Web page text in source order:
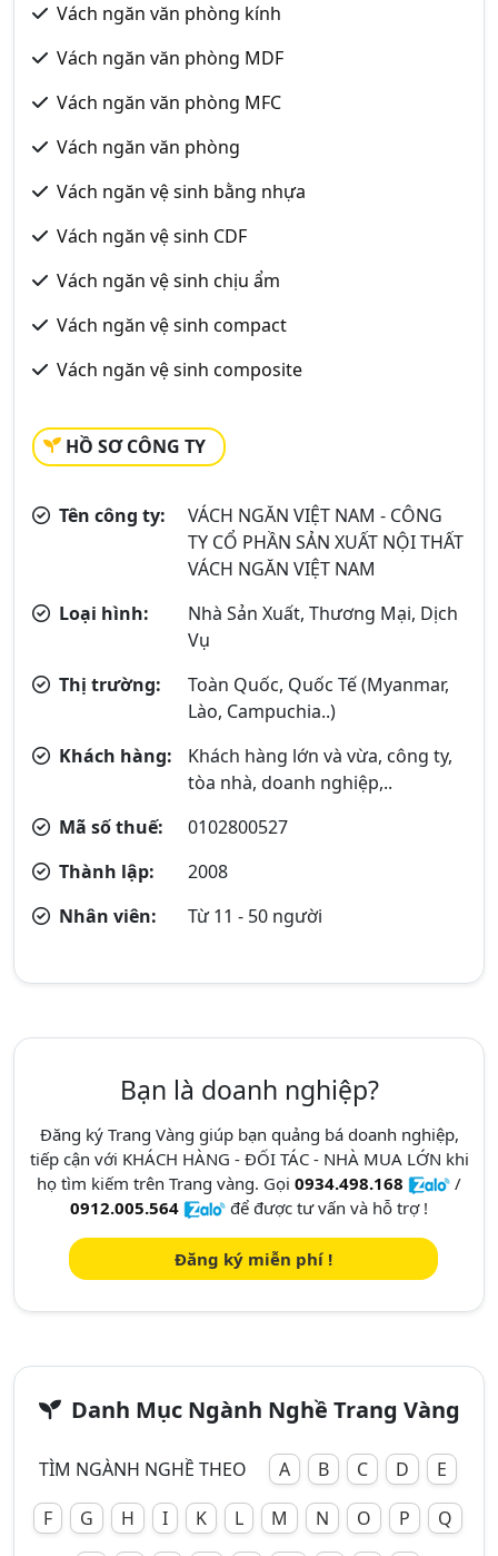
Vách ngăn văn phòng kính
Vách ngăn văn phòng MDF
Vách ngăn văn phòng MFC
Vách ngăn văn phòng
Vách ngăn vệ sinh bằng nhựa
Vách ngăn vệ sinh CDF
Vách ngăn vệ sinh chịu ẩm
Vách ngăn vệ sinh compact
Vách ngăn vệ sinh composite
HỒ SƠ CÔNG TY
Tên công ty:
VÁCH NGĂN VIỆT NAM - CÔNG
TY CỔ PHẦN SẢN XUẤT NỘI THẤT
VÁCH NGĂN VIỆT NAM
Loại hình:
Nhà Sản Xuất, Thương Mại, Dịch
Vụ
Thị trường:
Toàn Quốc, Quốc Tế (Myanmar,
Lào, Campuchia..)
Khách hàng:
Khách hàng lớn và vừa, công ty,
tòa nhà, doanh nghiệp,..
Mã số thuế:
0102800527
Thành lập:
2008
Nhân viên:
Từ 11 - 50 người
Bạn là doanh nghiệp?
Đăng ký Trang Vàng giúp bạn quảng bá doanh nghiệp,
tiếp cận với KHÁCH HÀNG - ĐỐI TÁC - NHÀ MUA LỚN khi
họ tìm kiếm trên Trang vàng. Gọi 0934.498.168
/
0912.005.564
để được tư vấn và hỗ trợ !
Đăng ký miễn phí !
Danh Mục Ngành Nghề Trang Vàng
TÌM NGÀNH NGHỀ THEO A B C D
E
F
G H I K L M N O P
Q